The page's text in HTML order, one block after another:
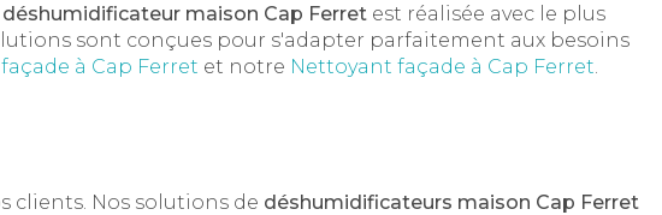
déshumidificateur maison Cap Ferret est réalisée avec le plus
sont conçues pour s'adapter parfaitement aux besoins
à Cap Ferret et notre Nettoyant façade à Cap Ferret
clients. Nos solutions de déshumidificateurs maison Cap Ferret